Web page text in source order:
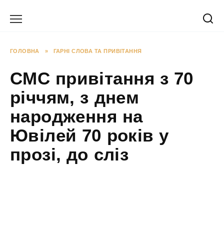
ГОЛОВНА » ГАРНІ СЛОВА ТА ПРИВІТАННЯ
СМС привітання з 70
річчям, з днем
народження на
Ювілей 70 років у
прозі, до сліз